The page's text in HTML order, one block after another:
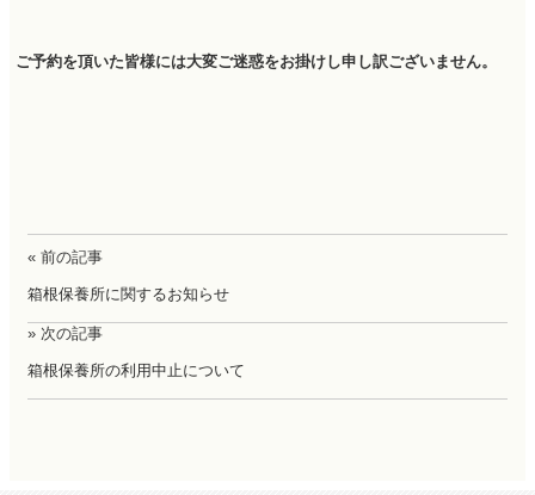
ご予約を頂いた皆様には大変ご迷惑をお掛けし申し訳ございません。
« 前の記事
箱根保養所に関するお知らせ
» 次の記事
箱根保養所の利用中止について